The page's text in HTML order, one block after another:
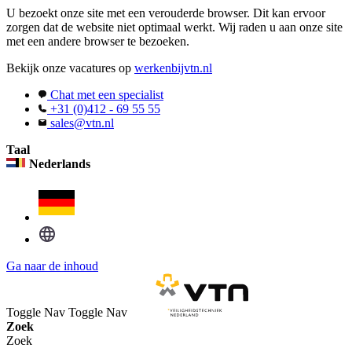
U bezoekt onze site met een verouderde browser. Dit kan ervoor
zorgen dat de website niet optimaal werkt. Wij raden u aan onze site
met een andere browser te bezoeken.
Bekijk onze vacatures op werkenbijvtn.nl
Chat met een specialist
+31 (0)412 - 69 55 55
sales@vtn.nl
Taal
Nederlands
Ga naar de inhoud
Toggle Nav Toggle Nav
Zoek
Zoek